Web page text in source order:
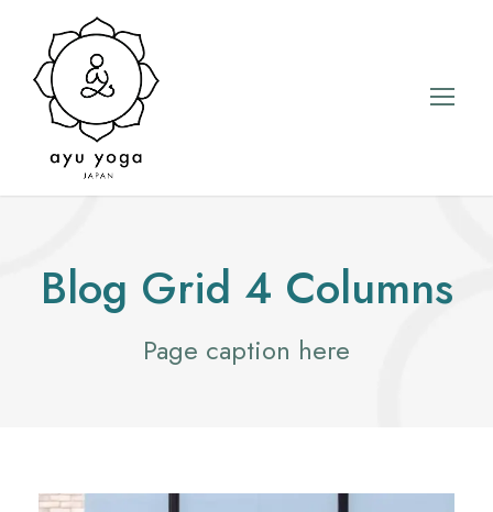
Blog Grid 4 Columns
Page caption here